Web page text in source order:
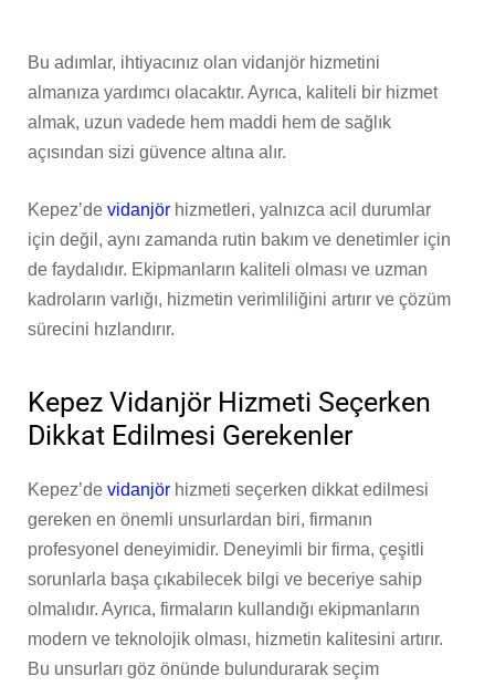
Bu adımlar, ihtiyacınız olan vidanjör hizmetini
almanıza yardımcı olacaktır. Ayrıca, kaliteli bir hizmet
almak, uzun vadede hem maddi hem de sağlık
açısından sizi güvence altına alır.
Kepez’de vidanjör hizmetleri, yalnızca acil durumlar
için değil, aynı zamanda rutin bakım ve denetimler için
de faydalıdır. Ekipmanların kaliteli olması ve uzman
kadroların varlığı, hizmetin verimliliğini artırır ve çözüm
sürecini hızlandırır.
Kepez Vidanjör Hizmeti Seçerken
Dikkat Edilmesi Gerekenler
Kepez’de vidanjör hizmeti seçerken dikkat edilmesi
gereken en önemli unsurlardan biri, firmanın
profesyonel deneyimidir. Deneyimli bir firma, çeşitli
sorunlarla başa çıkabilecek bilgi ve beceriye sahip
olmalıdır. Ayrıca, firmaların kullandığı ekipmanların
modern ve teknolojik olması, hizmetin kalitesini artırır.
Bu unsurları göz önünde bulundurarak seçim